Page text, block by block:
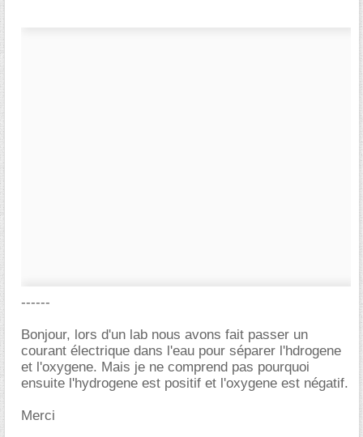
------
Bonjour, lors d'un lab nous avons fait passer un
courant électrique dans l'eau pour séparer l'hdrogene
et l'oxygene. Mais je ne comprend pas pourquoi
ensuite l'hydrogene est positif et l'oxygene est négatif.
Merci